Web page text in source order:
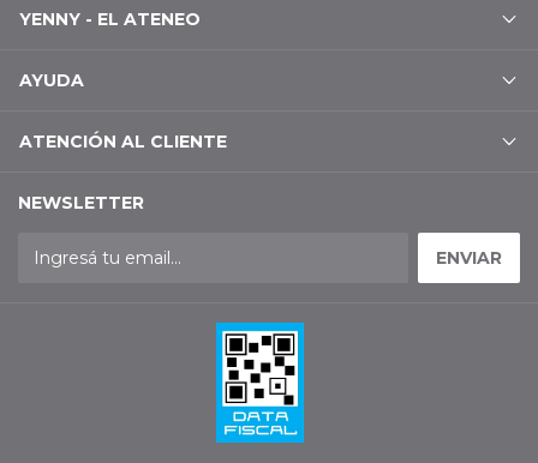
YENNY - EL ATENEO
AYUDA
ATENCIÓN AL CLIENTE
NEWSLETTER